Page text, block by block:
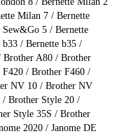
Milan 7 / Bernette
5 / Bernette
/ Bernette b35 /
A80 / Brother
/ Brother F460 /
NV 10 / Brother NV
Brother Style 20 /
Style 35S / Brother
2020 / Janome DE